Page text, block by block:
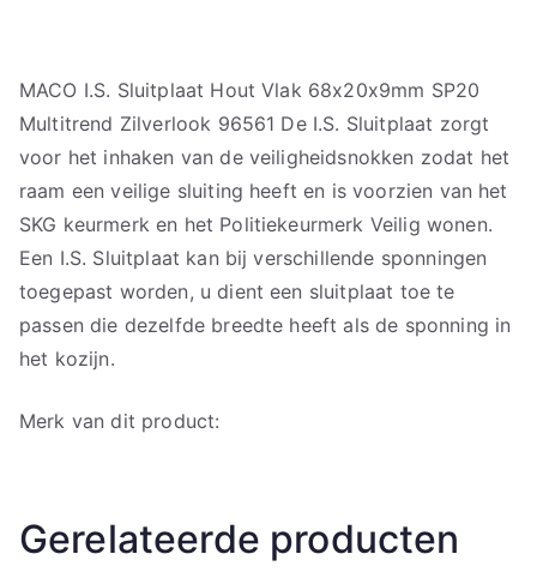
MACO I.S. Sluitplaat Hout Vlak 68x20x9mm SP20
Multitrend Zilverlook 96561 De I.S. Sluitplaat zorgt
voor het inhaken van de veiligheidsnokken zodat het
raam een veilige sluiting heeft en is voorzien van het
SKG keurmerk en het Politiekeurmerk Veilig wonen.
Een I.S. Sluitplaat kan bij verschillende sponningen
toegepast worden, u dient een sluitplaat toe te
passen die dezelfde breedte heeft als de sponning in
het kozijn.
Merk van dit product:
Gerelateerde producten